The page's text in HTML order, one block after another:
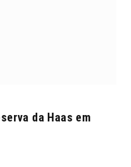
da Haas em